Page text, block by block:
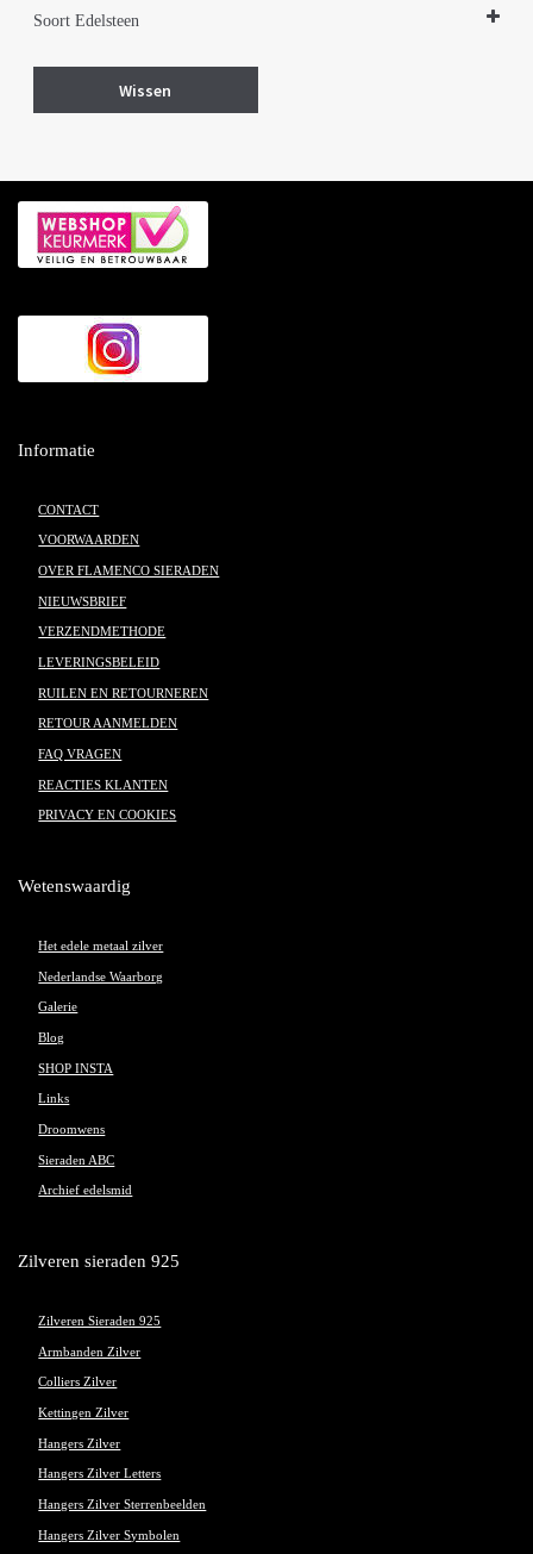
Soort Edelsteen
Wissen
Informatie
CONTACT
VOORWAARDEN
OVER FLAMENCO SIERADEN
NIEUWSBRIEF
VERZENDMETHODE
LEVERINGSBELEID
RUILEN EN RETOURNEREN
RETOUR AANMELDEN
FAQ VRAGEN
REACTIES KLANTEN
PRIVACY EN COOKIES
Wetenswaardig
Het edele metaal zilver
Nederlandse Waarborg
Galerie
Blog
SHOP INSTA
Links
Droomwens
Sieraden ABC
Archief edelsmid
Zilveren sieraden 925
Zilveren Sieraden 925
Armbanden Zilver
Colliers Zilver
Kettingen Zilver
Hangers Zilver
Hangers Zilver Letters
Hangers Zilver Sterrenbeelden
Hangers Zilver Symbolen